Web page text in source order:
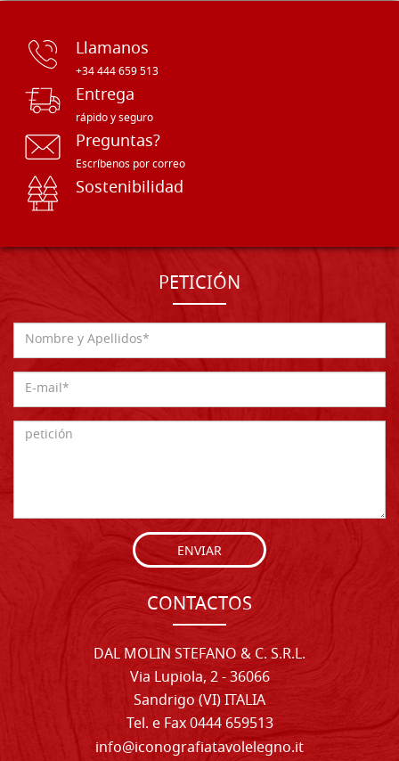
Llamanos
+34 444 659 513
Entrega
rápido y seguro
Preguntas?
Escríbenos por correo
Sostenibilidad
PETICIÓN
ENVIAR
CONTACTOS
DAL MOLIN STEFANO & C. S.R.L.
Via Lupiola, 2 - 36066
Sandrigo (VI) ITALIA
Tel. e Fax 0444 659513
info@iconografiatavolelegno.it